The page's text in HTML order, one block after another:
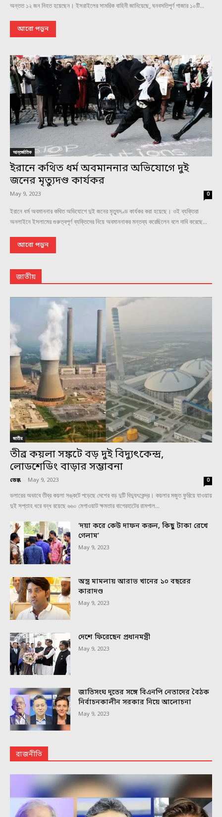
অন্তত ১২ জন নিহত হয়েছেন। ইসরাইলের সামরিক বাহিনী জানিয়েছে, ঘনবসতিপূর্ণ গাজার ১০টি...
আরো পড়ুন
আন্তর্জাতিক
ইরানে কথিত ধর্ম অবমাননার অভিযোগে দুই
জনের মৃত্যুদণ্ড কার্যকর
May 9, 2023 0
ইরানে ধর্ম অবমাননার কথিত অভিযোগে দুই জনের মৃত্যুদণ্ড কার্যকর করা হয়েছে। ওই ব্যক্তিরা
অনলাইনে ইসলামের গুরুত্বপূর্ণ ব্যক্তিদের নিয়ে অবমাননাকর মন্তব্য করেছিলেন বলে দাবি করেছে...
আরো পড়ুন
জাতীয়
জাতীয়
তীব্র কয়লা সঙ্কটে বড় দুই বিদ্যুৎকেন্দ্র,
লোডশেডিং বাড়ার সম্ভাবনা
ডেস্ক - May 9, 2023 0
ডলারের অভাবে তীব্র কয়লা সঙ্কটে পড়েছে দেশের বড় দুটি বিদ্যুৎকেন্দ্র। কয়লার মজুত ফুরিয়ে যাওয়ায়
দুই সপ্তাহ ধরে বন্ধ রয়েছে ৬৬০ মেগাওয়াট ক্ষমতার বাগেরহাটের রামপাল...
‘দয়া করে কেউ দাফন করুন, কিছু টাকা রেখে
গেলাম’
May 9, 2023
অস্ত্র মামলায় আরাভ খানের ১০ বছরের
কারাদণ্ড
May 9, 2023
দেশে ফিরেছেন প্রধানমন্ত্রী
May 9, 2023
জাতিসংঘ দূতের সঙ্গে বিএনপি নেতাদের বৈঠক
নির্বাচনকালীন সরকার নিয়ে আলোচনা
May 9, 2023
রাজনীতি